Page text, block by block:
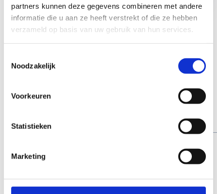
partners kunnen deze gegevens combineren met andere
informatie die u aan ze heeft verstrekt of die ze hebben
verzameld op basis van uw gebruik van hun services.
Noodzakelijk
Voorkeuren
Statistieken
Marketing
Hou rekening met de publieke
Wij zijn altijd in voor een feestje, zéker een
elke publieke beurt op woensdagnamiddag en in
14.00u - 16.00u